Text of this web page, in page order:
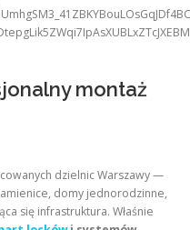
montaż
dzielnic Warszawy —
domy jednorodzinne,
się infrastruktura. Właśnie